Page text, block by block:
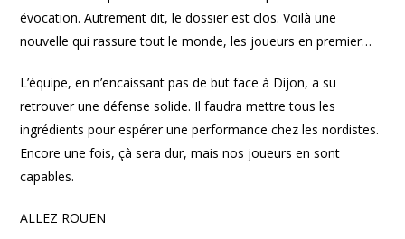
évocation. Autrement dit, le dossier est clos. Voilà une
nouvelle qui rassure tout le monde, les joueurs en premier…
L’équipe, en n’encaissant pas de but face à Dijon, a su
retrouver une défense solide. Il faudra mettre tous les
ingrédients pour espérer une performance chez les nordistes.
Encore une fois, çà sera dur, mais nos joueurs en sont
capables.
ALLEZ ROUEN